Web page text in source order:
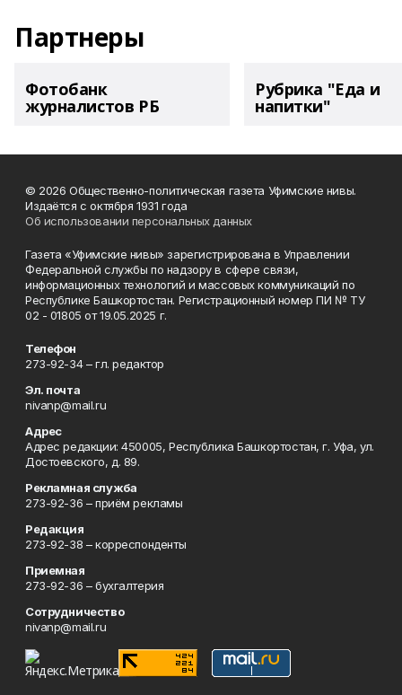
Партнеры
Фотобанк
журналистов РБ
Рубрика "Еда и
напитки"
© 2026 Общественно-политическая газета Уфимские нивы.
Издаётся с октября 1931 года
Об использовании персональных данных
Газета «Уфимские нивы» зарегистрирована в Управлении
Федеральной службы по надзору в сфере связи,
информационных технологий и массовых коммуникаций по
Республике Башкортостан. Регистрационный номер ПИ № ТУ
02 - 01805 от 19.05.2025 г.
Телефон
273-92-34 – гл. редактор
Эл. почта
nivanp@mail.ru
Адрес
Адрес редакции: 450005, Республика Башкортостан, г. Уфа, ул.
Достоевского, д. 89.
Рекламная служба
273-92-36 – приём рекламы
Редакция
273-92-38 – корреспонденты
Приемная
273-92-36 – бухгалтерия
Сотрудничество
nivanp@mail.ru